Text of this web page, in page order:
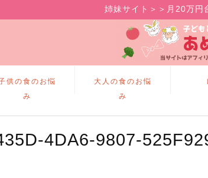
姉妹サイト＞＞月20万円
供の食のお悩
み
大人の食のお悩
み
4DA6-9807-